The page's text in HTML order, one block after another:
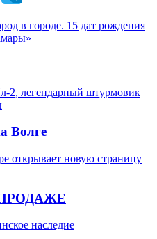
в городе. 15 дат рождения
2, легендарный штурмовик
Волге
открывает новую страницу
наследие